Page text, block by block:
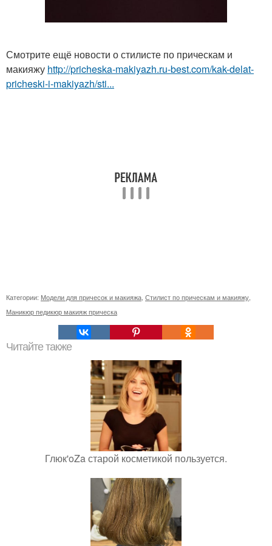
Смотрите ещё новости о стилисте по прическам и
макияжу http://pricheska-makiyazh.ru-best.com/kak-delat-
pricheski-i-makiyazh/sti...
Категории: Модели для причесок и макияжа Стилист по прическам и макияжу
Маникюр педикюр макияж прическа
Читайте также
Глюк'oZa старой косметикой пользуется.